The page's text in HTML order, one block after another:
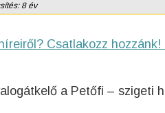
8 év
Csatlakozz
a Petőfi – szigeti